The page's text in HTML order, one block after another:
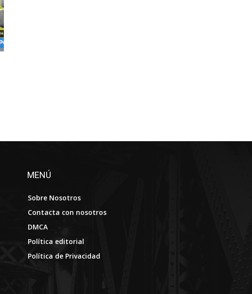
MENÚ
Sobre Nosotros
Contacta con nosotros
DMCA
Política editorial
Política de Privacidad